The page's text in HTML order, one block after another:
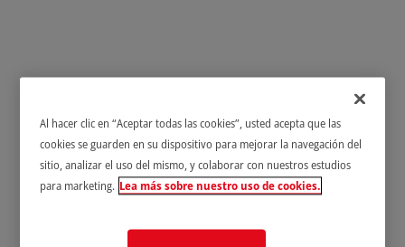
Al hacer clic en “Aceptar todas las cookies”, usted acepta que las
cookies se guarden en su dispositivo para mejorar la navegación del
sitio, analizar el uso del mismo, y colaborar con nuestros estudios
para marketing. Lea más sobre nuestro uso de cookies.